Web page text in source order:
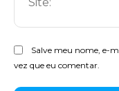
Salve meu nome, e-
vez que eu comentar.